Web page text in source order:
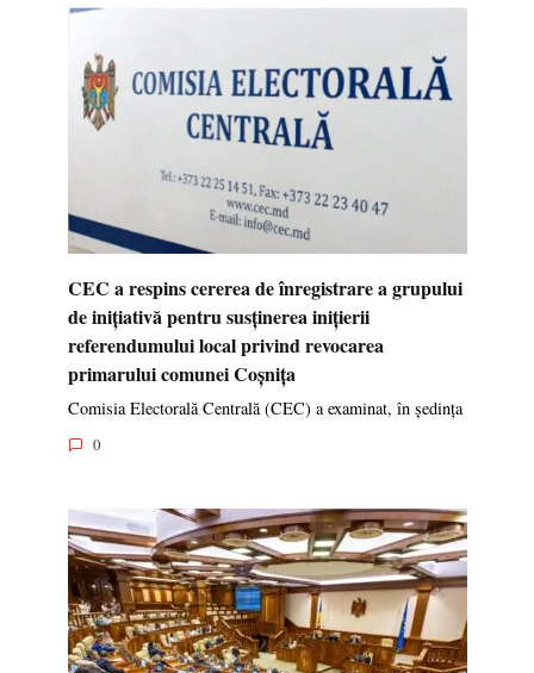
CEC a respins cererea de înregistrare a grupului
de inițiativă pentru susținerea inițierii
referendumului local privind revocarea
primarului comunei Coșnița
Comisia Electorală Centrală (CEC) a examinat, în ședința
0